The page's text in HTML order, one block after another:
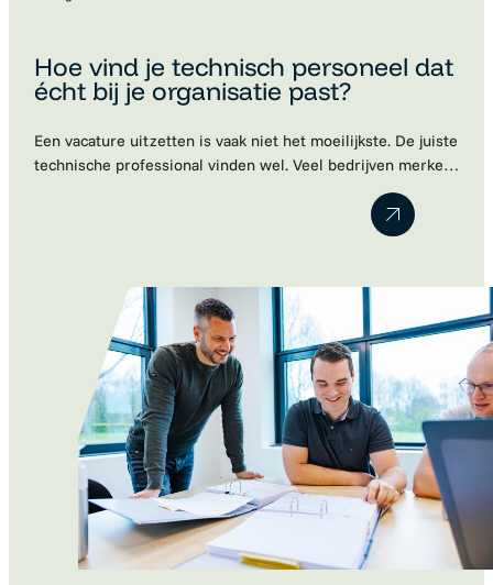
Hoe vind je technisch personeel dat
écht bij je organisatie past?
Een vacature uitzetten is vaak niet het moeilijkste. De juiste
technische professional vinden wel. Veel bedrijven merken
dat kandidaten schaars zijn, sollicitaties tegenvallen of dat
een nieuwe collega uiteindelijk toch niet blijkt te passen
binnen het team. Dat is begrijpelijk. Technische kennis is
Motivatie, ambities…